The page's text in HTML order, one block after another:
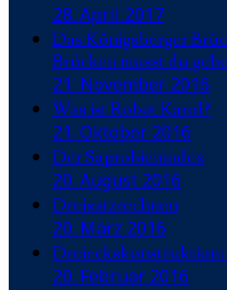
28. April 2017
Das Königsberger
Brücken musst du
21. November 2016
Was ist Robot Karol?
21. Oktober 2016
Der Saprobienindex
20. August 2016
Dreisatzrechnen
20. März 2016
Dreieckskonstruktion:
20. Februar 2016